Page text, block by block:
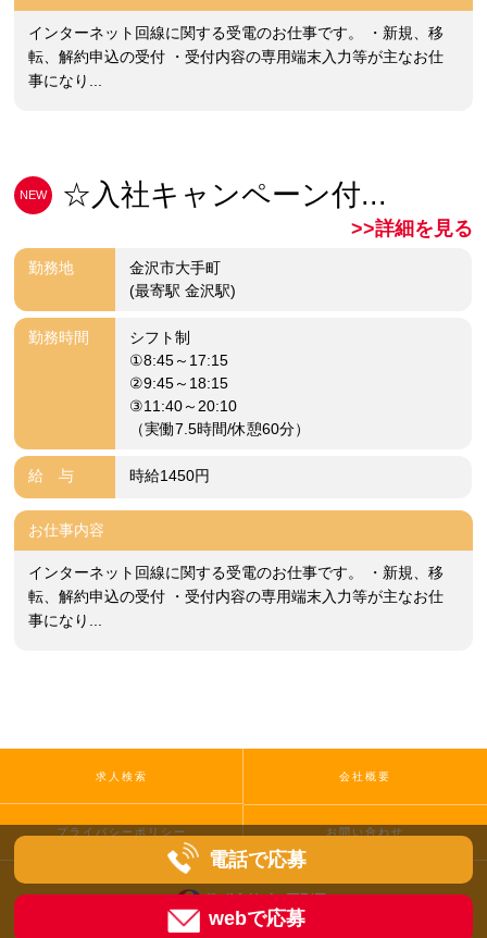
電話で応募
webで応募
インターネット回線に関する受電のお仕事です。 ・新規、移
転、解約申込の受付 ・受付内容の専用端末入力等が主なお仕
事になり...
NEW ☆入社キャンペーン付...
>>詳細を見る
勤務地
金沢市大手町
(最寄駅 金沢駅)
勤務時間
シフト制
①8:45～17:15
②9:45～18:15
③11:40～20:10
（実働7.5時間/休憩60分）
給 与 時給1450円
お仕事内容
インターネット回線に関する受電のお仕事です。 ・新規、移
転、解約申込の受付 ・受付内容の専用端末入力等が主なお仕
事になり...
求人検索 会社概要
プライバシーポリシー お問い合わせ